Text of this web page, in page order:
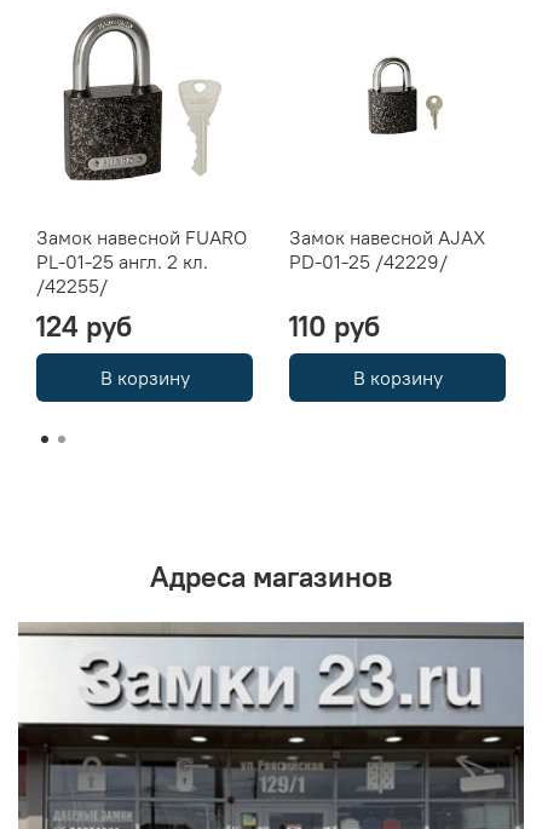
Замок навесной FUARO
PL-01-25 англ. 2 кл.
/42255/
124 руб
В корзину
Замок навесной AJAX
PD-01-25 /42229/
110 руб
В корзину
Адреса магазинов